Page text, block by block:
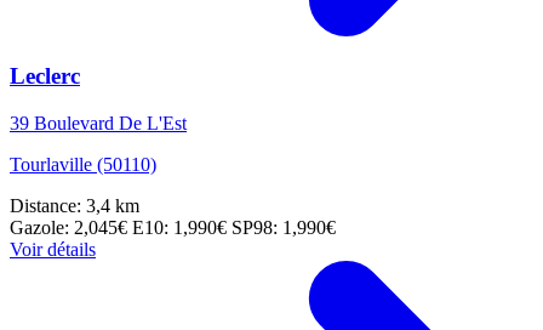
Leclerc
39 Boulevard De L'Est
Tourlaville (50110)
Distance: 3,4 km
Gazole: 2,045€ E10: 1,990€ SP98: 1,990€
Voir détails